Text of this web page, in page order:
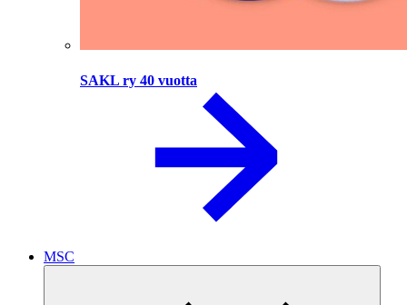
SAKL ry 40 vuotta
MSC